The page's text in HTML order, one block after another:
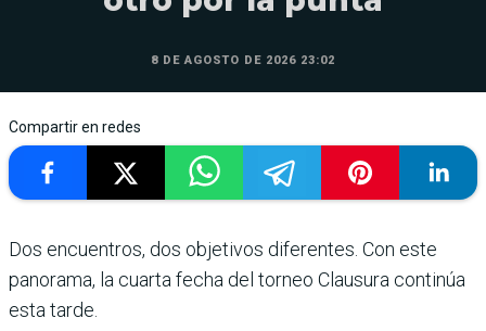
8 DE AGOSTO DE 2026 23:02
Compartir en redes
Dos encuentros, dos objetivos diferen­tes. Con este
pano­rama, la cuarta fecha del tor­neo Clausura continúa
esta tarde.